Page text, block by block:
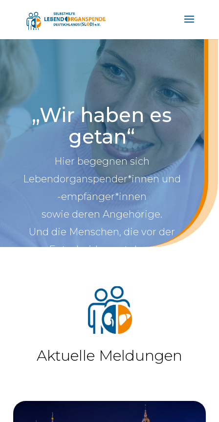
„Wir haben es
getan“
Hier begegnen sich
Lebendorganspender*innen und
-empfänger*innen
sowie deren Angehörige.
Und die Menschen, die vor der
Entscheidung stehen.
Aktuelle Meldungen